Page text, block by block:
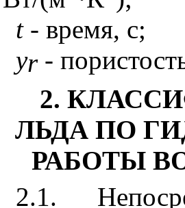
t - время, с;
yr-
2.
ЛЬДА ПО
РАБОТЫ
2.1.